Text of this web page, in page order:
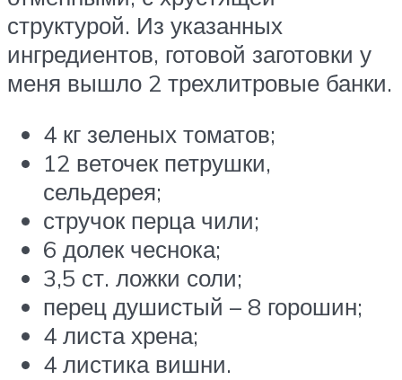
структурой. Из указанных
ингредиентов, готовой заготовки у
меня вышло 2 трехлитровые банки.
4 кг зеленых томатов;
12 веточек петрушки,
сельдерея;
стручок перца чили;
6 долек чеснока;
3,5 ст. ложки соли;
перец душистый – 8 горошин;
4 листа хрена;
4 листика вишни.